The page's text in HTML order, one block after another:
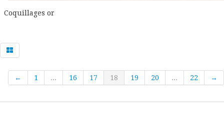
Coquillages or
← 1 ... 16 17 18 19 20 ... 22 →